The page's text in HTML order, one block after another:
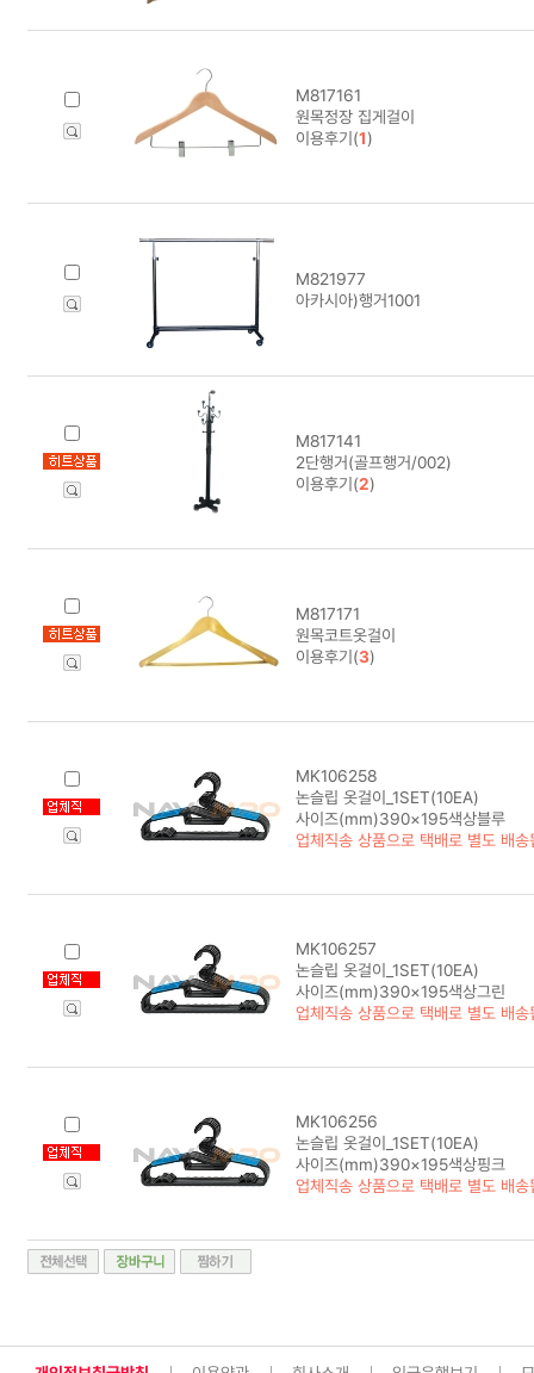
M817161
원목정장 집게걸이
이용후기(1)
M821977
아카시아)행거1001
M817141
2단행거(골프행거/002)
이용후기(2)
M817171
원목코트옷걸이
이용후기(3)
MK106258
논슬립 옷걸이_1SET(10EA)
사이즈(mm)390×195색상블루
업체직송 상품으로 택배로 별도 배송
MK106257
논슬립 옷걸이_1SET(10EA)
사이즈(mm)390×195색상그린
업체직송 상품으로 택배로 별도 배송
MK106256
논슬립 옷걸이_1SET(10EA)
사이즈(mm)390×195색상핑크
업체직송 상품으로 택배로 별도 배송